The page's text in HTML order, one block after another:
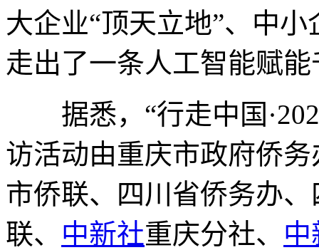
大企业“顶天立地”、中
走出了一条人工智能赋
据悉，“行走中国
访活动由重庆市政府侨
市侨联、四川省侨务办
联、 中新社重庆分社、 中